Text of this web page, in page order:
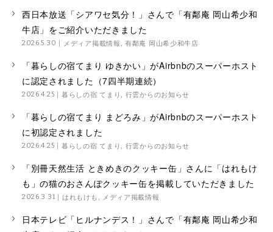
西日本放送「シアワセ気分！」さんで「有鄰庵 岡山希少和
牛店」をご紹介いただきました
2026.5.30 メディア掲載情報,有鄰庵 岡山希少和牛店
「暮らしの宿てまり ゆきかい」がAirbnbのスーパーホスト
に認定されました（7四半期連続）
2026.4.25 暮らしの宿 てまり , 行雲からのお知らせ
「暮らしの宿てまり まどろみ」がAirbnbのスーパーホスト
に初認定されました
2026.4.25 暮らしの宿 てまり , 行雲からのお知らせ
「別冊天然生活 ときめきのクッキー缶」さんに「はれもけ
も」の猫のおさんぽクッキー缶を掲載していただきました
2026.3.31 はれもけも , メディア掲載情報
日本テレビ「ヒルナンデス！」さんで「有鄰庵 岡山希少和